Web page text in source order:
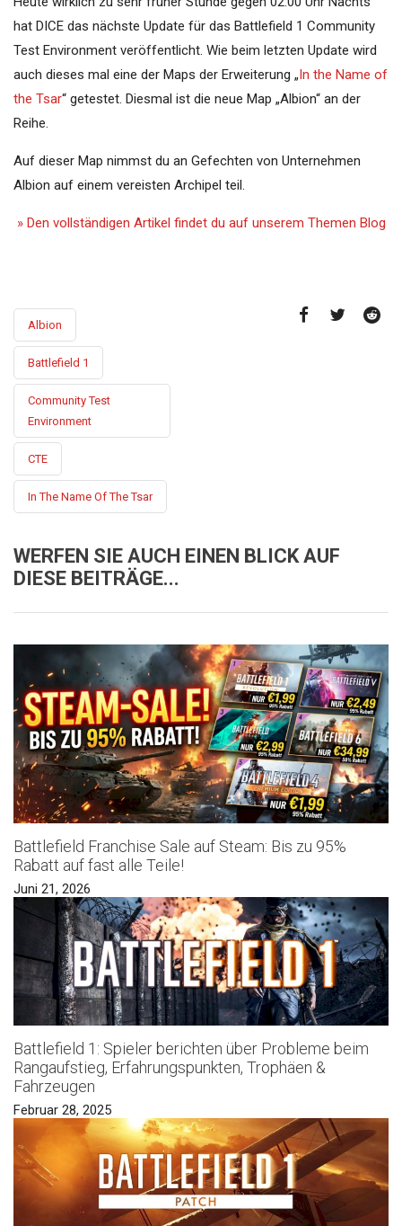
hat DICE das nächste Update für das Battlefield 1 Community
Test Environment veröffentlicht. Wie beim letzten Update wird
auch dieses mal eine der Maps der Erweiterung „ In the Name of
the Tsar“ getestet. Diesmal ist die neue Map „Albion“ an der
Reihe.
Auf dieser Map nimmst du an Gefechten von Unternehmen
Albion auf einem vereisten Archipel teil.
» Den vollständigen Artikel findet du auf unserem Themen Blog
Albion
Battlefield 1
Community Test
Environment
CTE
In The Name Of The Tsar
WERFEN SIE AUCH EINEN BLICK AUF
DIESE BEITRÄGE...
Battlefield Franchise Sale auf Steam: Bis zu 95%
Rabatt auf fast alle Teile!
Juni 21, 2026
Battlefield 1: Spieler berichten über Probleme beim
Rangaufstieg, Erfahrungspunkten, Trophäen &
Fahrzeugen
Februar 28, 2025